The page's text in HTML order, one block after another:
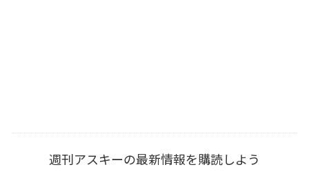
週刊アスキーの最新情報を購読しよう